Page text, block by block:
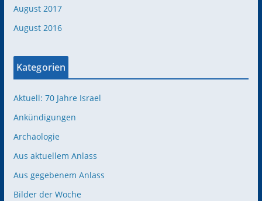
August 2017
August 2016
Kategorien
Aktuell: 70 Jahre Israel
Ankündigungen
Archäologie
Aus aktuellem Anlass
Aus gegebenem Anlass
Bilder der Woche